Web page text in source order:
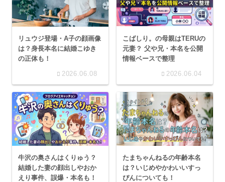
リュウジ登場・A子の顔画像
は？身長本名に結婚こゆき
の正体も！
2026.06.08
こばしり。の母親はTERUの
元妻？ 父や兄・本名を公開
情報ベースで整理
2026.06.04
牛沢の奥さんはくりゅう？
結婚した妻の顔出しやおか
えり事件、誤爆・本名も！
たまちゃんねるの年齢本名
は？いじめやかわいいすっ
ぴんについても！